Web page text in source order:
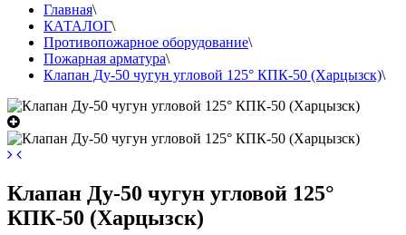
Главная\
КАТАЛОГ\
Противопожарное оборудование\
Пожарная арматура\
Клапан Ду-50 чугун угловой 125° КПК-50 (Харцызск)\
Клапан Ду-50 чугун угловой 125°
КПК-50 (Харцызск)